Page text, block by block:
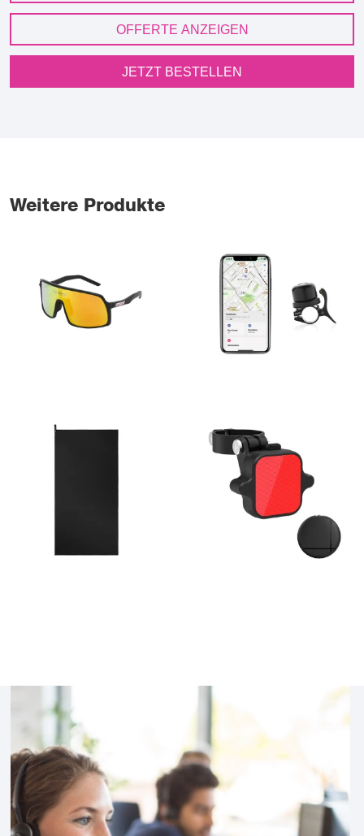
OFFERTE ANZEIGEN
JETZT BESTELLEN
Weitere Produkte